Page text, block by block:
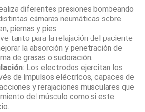
diferentes presiones bombeando
cámaras neumáticas sobre
piernas y pies
tanto para la relajación del paciente
la absorción y penetración de
de grasas o sudoración.
: Los electrodos ejercitan los
de impulsos eléctricos, capaces de
y rerajaciones musculares que
del músculo como si este